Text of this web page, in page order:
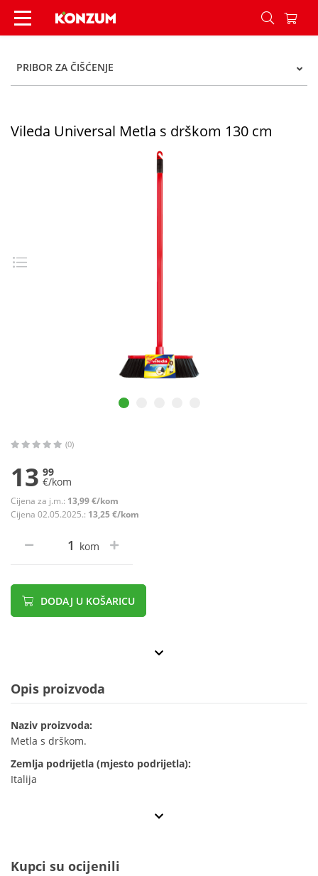
Vileda Universal Metla s drškom 130 cm -
PRIBOR ZA ČIŠĆENJE
Vileda Universal Metla s drškom 130 cm
(0)
13 99
€/kom
Cijena za j.m.: 13,99 €/kom
Cijena 02.05.2025.: 13,25 €/kom
kom
DODAJ U KOŠARICU
Opis proizvoda
Naziv proizvoda:
Metla s drškom.
Zemlja podrijetla (mjesto podrijetla):
Italija
Kupci su ocijenili